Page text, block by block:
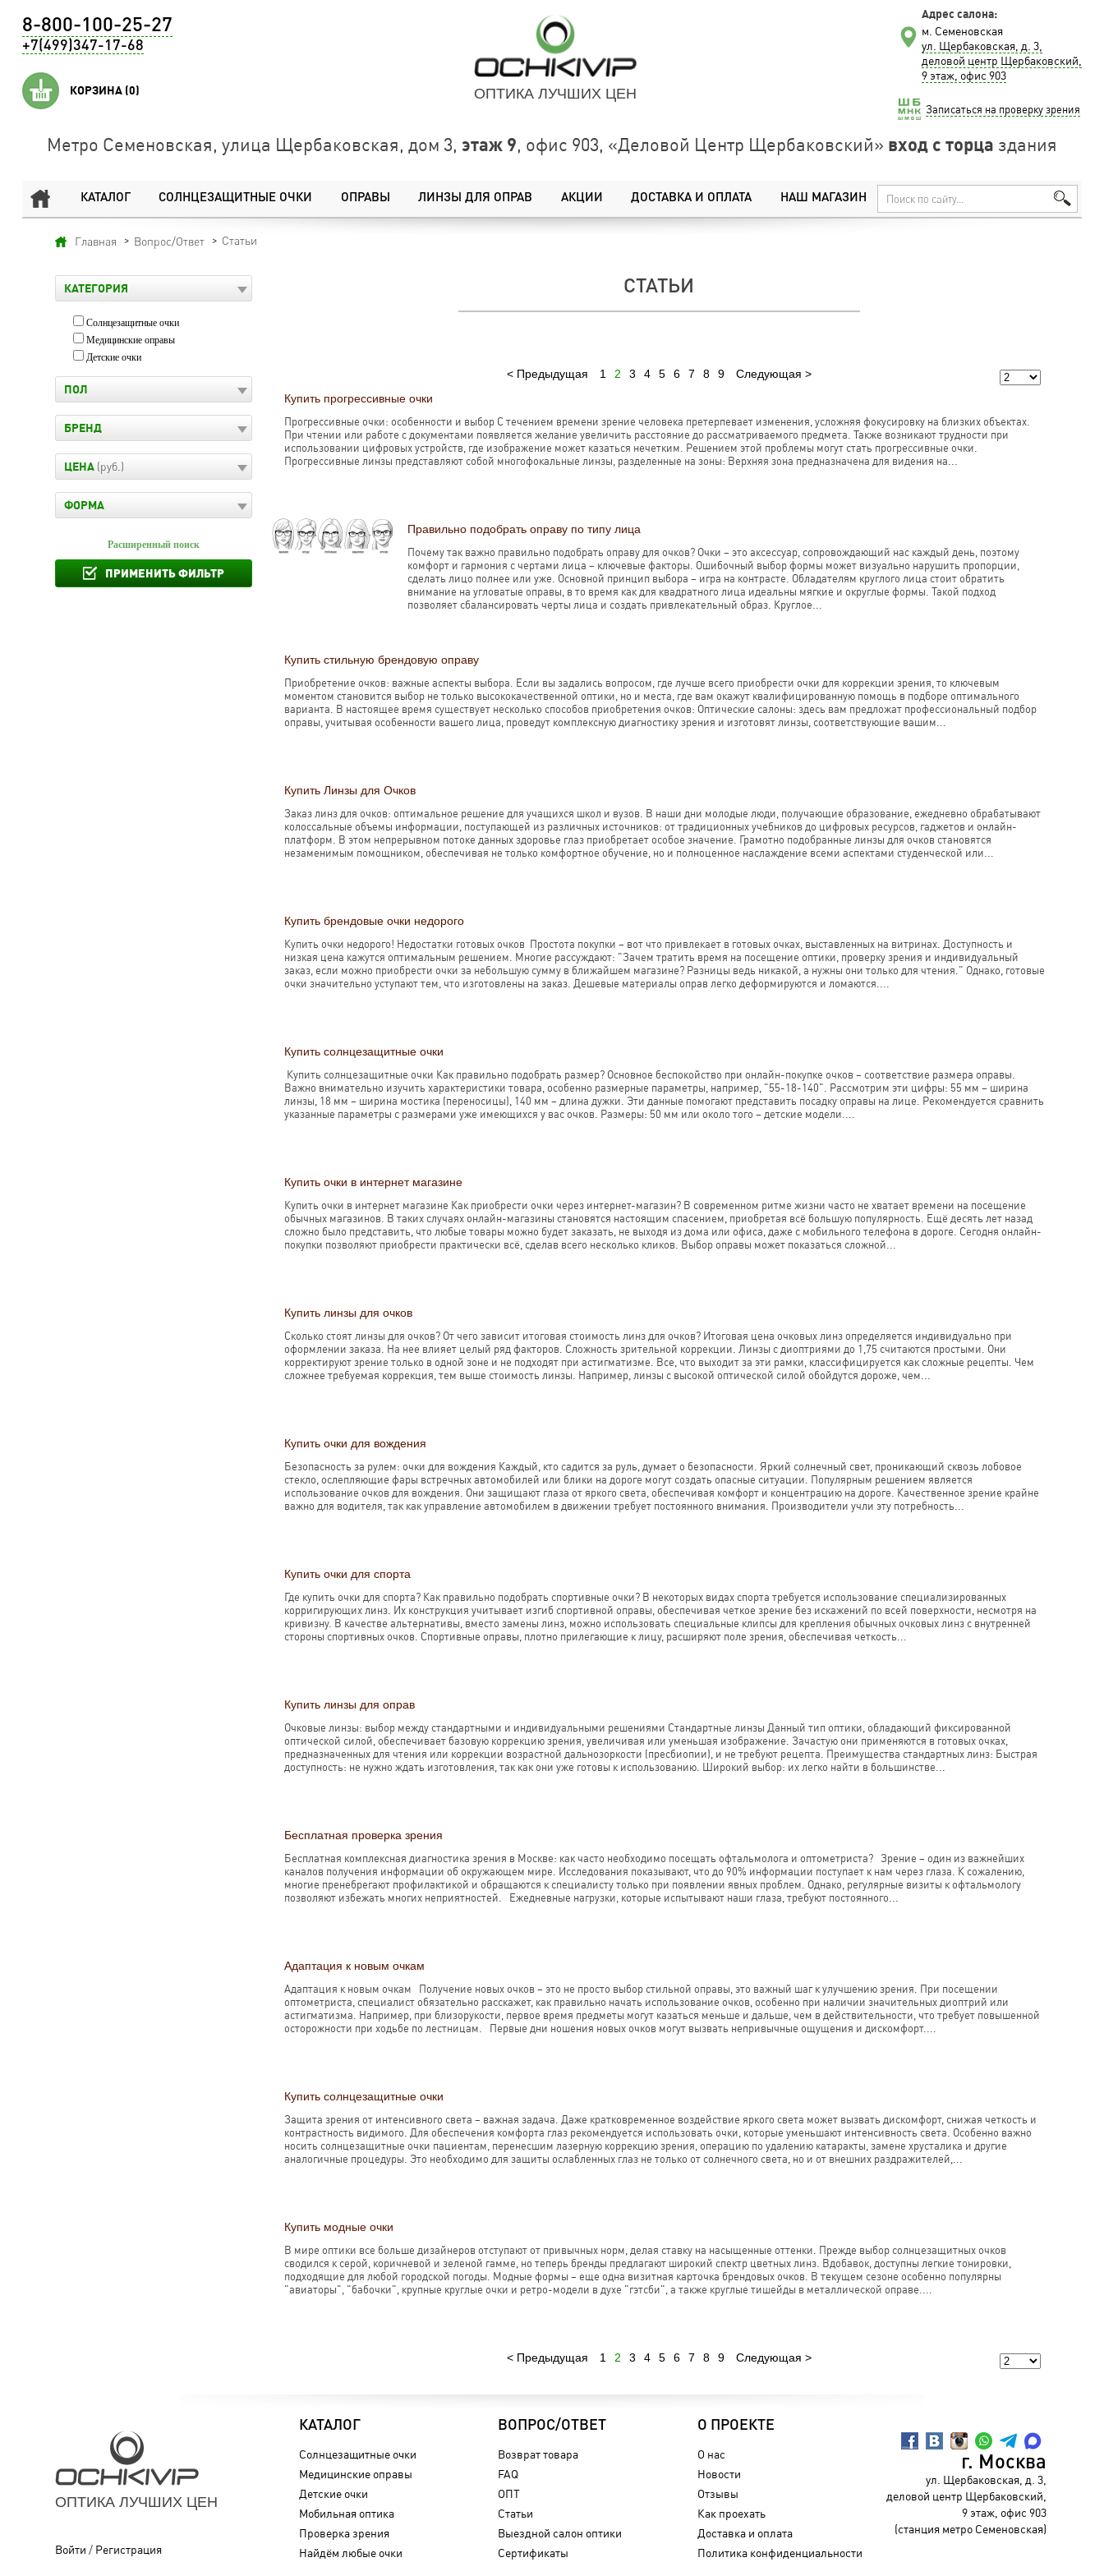
8-800-100-25-27
+7(499)347-17-68
КОРЗИНА (0) ОПТИКА ЛУЧШИХ ЦЕН
Адрес салона:
м. Семеновская
ул. Щербаковская, д. 3,
деловой центр Щербаковский,
9 этаж, офис 903
Записаться на проверку зрения
Метро Семеновская, улица Щербаковская, дом 3, этаж 9, офис 903, «Деловой Центр Щербаковский» вход с торца здания
КАТАЛОГ СОЛНЦЕЗАЩИТНЫЕ ОЧКИ ОПРАВЫ ЛИНЗЫ ДЛЯ ОПРАВ АКЦИИ ДОСТАВКА И ОПЛАТА НАШ МАГАЗИН
Главная Вопрос/Ответ Статьи
КАТЕГОРИЯ
Солнцезащитные очки
Медицинские оправы
Детские очки
ПОЛ
БРЕНД
ЦЕНА (руб.)
ФОРМА
Расширенный поиск
ПРИМЕНИТЬ ФИЛЬТР
СТАТЬИ
Предыдущая 1 2 3 4 5 6 7 8 9
Следующая
Купить прогрессивные очки
Прогрессивные очки: особенности и выбор С течением времени зрение человека претерпевает изменения, усложняя фокусировку на близких объектах.
При чтении или работе с документами появляется желание увеличить расстояние до рассматриваемого предмета. Также возникают трудности при
использовании цифровых устройств, где изображение может казаться нечетким. Решением этой проблемы могут стать прогрессивные очки.
Прогрессивные линзы представляют собой многофокальные линзы, разделенные на зоны: Верхняя зона предназначена для видения на...
Правильно подобрать оправу по типу лица
Почему так важно правильно подобрать оправу для очков? Очки – это аксессуар, сопровождающий нас каждый день, поэтому
комфорт и гармония с чертами лица – ключевые факторы. Ошибочный выбор формы может визуально нарушить пропорции,
сделать лицо полнее или уже. Основной принцип выбора – игра на контрасте. Обладателям круглого лица стоит обратить
внимание на угловатые оправы, в то время как для квадратного лица идеальны мягкие и округлые формы. Такой подход
позволяет сбалансировать черты лица и создать привлекательный образ. Круглое...
Купить стильную брендовую оправу
Приобретение очков: важные аспекты выбора. Если вы задались вопросом, где лучше всего приобрести очки для коррекции зрения, то ключевым
моментом становится выбор не только высококачественной оптики, но и места, где вам окажут квалифицированную помощь в подборе оптимального
варианта. В настоящее время существует несколько способов приобретения очков: Оптические салоны: здесь вам предложат профессиональный подбор
оправы, учитывая особенности вашего лица, проведут комплексную диагностику зрения и изготовят линзы, соответствующие вашим...
Купить Линзы для Очков
Заказ линз для очков: оптимальное решение для учащихся школ и вузов. В наши дни молодые люди, получающие образование, ежедневно обрабатывают
колоссальные объемы информации, поступающей из различных источников: от традиционных учебников до цифровых ресурсов, гаджетов и онлайн-
платформ. В этом непрерывном потоке данных здоровье глаз приобретает особое значение. Грамотно подобранные линзы для очков становятся
незаменимым помощником, обеспечивая не только комфортное обучение, но и полноценное наслаждение всеми аспектами студенческой или...
Купить брендовые очки недорого
Купить очки недорого! Недостатки готовых очков Простота покупки – вот что привлекает в готовых очках, выставленных на витринах. Доступность и
низкая цена кажутся оптимальным решением. Многие рассуждают: "Зачем тратить время на посещение оптики, проверку зрения и индивидуальный
заказ, если можно приобрести очки за небольшую сумму в ближайшем магазине? Разницы ведь никакой, а нужны они только для чтения." Однако, готовые
очки значительно уступают тем, что изготовлены на заказ. Дешевые материалы оправ легко деформируются и ломаются....
Купить солнцезащитные очки
Купить солнцезащитные очки Как правильно подобрать размер? Основное беспокойство при онлайн-покупке очков – соответствие размера оправы.
Важно внимательно изучить характеристики товара, особенно размерные параметры, например, "55-18-140". Рассмотрим эти цифры: 55 мм – ширина
линзы, 18 мм – ширина мостика (переносицы), 140 мм – длина дужки. Эти данные помогают представить посадку оправы на лице. Рекомендуется сравнить
указанные параметры с размерами уже имеющихся у вас очков. Размеры: 50 мм или около того – детские модели....
Купить очки в интернет магазине
Купить очки в интернет магазине Как приобрести очки через интернет-магазин? В современном ритме жизни часто не хватает времени на посещение
обычных магазинов. В таких случаях онлайн-магазины становятся настоящим спасением, приобретая всё большую популярность. Ещё десять лет назад
сложно было представить, что любые товары можно будет заказать, не выходя из дома или офиса, даже с мобильного телефона в дороге. Сегодня онлайн-
покупки позволяют приобрести практически всё, сделав всего несколько кликов. Выбор оправы может показаться сложной...
Купить линзы для очков
Сколько стоят линзы для очков? От чего зависит итоговая стоимость линз для очков? Итоговая цена очковых линз определяется индивидуально при
оформлении заказа. На нее влияет целый ряд факторов. Сложность зрительной коррекции. Линзы с диоптриями до 1,75 считаются простыми. Они
корректируют зрение только в одной зоне и не подходят при астигматизме. Все, что выходит за эти рамки, классифицируется как сложные рецепты. Чем
сложнее требуемая коррекция, тем выше стоимость линзы. Например, линзы с высокой оптической силой обойдутся дороже, чем...
Купить очки для вождения
Безопасность за рулем: очки для вождения Каждый, кто садится за руль, думает о безопасности. Яркий солнечный свет, проникающий сквозь лобовое
стекло, ослепляющие фары встречных автомобилей или блики на дороге могут создать опасные ситуации. Популярным решением является
использование очков для вождения. Они защищают глаза от яркого света, обеспечивая комфорт и концентрацию на дороге. Качественное зрение крайне
важно для водителя, так как управление автомобилем в движении требует постоянного внимания. Производители учли эту потребность...
Купить очки для спорта
Где купить очки для спорта? Как правильно подобрать спортивные очки? В некоторых видах спорта требуется использование специализированных
корригирующих линз. Их конструкция учитывает изгиб спортивной оправы, обеспечивая четкое зрение без искажений по всей поверхности, несмотря на
кривизну. В качестве альтернативы, вместо замены линз, можно использовать специальные клипсы для крепления обычных очковых линз с внутренней
стороны спортивных очков. Спортивные оправы, плотно прилегающие к лицу, расширяют поле зрения, обеспечивая четкость...
Купить линзы для оправ
Очковые линзы: выбор между стандартными и индивидуальными решениями Стандартные линзы Данный тип оптики, обладающий фиксированной
оптической силой, обеспечивает базовую коррекцию зрения, увеличивая или уменьшая изображение. Зачастую они применяются в готовых очках,
предназначенных для чтения или коррекции возрастной дальнозоркости (пресбиопии), и не требуют рецепта. Преимущества стандартных линз: Быстрая
доступность: не нужно ждать изготовления, так как они уже готовы к использованию. Широкий выбор: их легко найти в большинстве...
Бесплатная проверка зрения
Бесплатная комплексная диагностика зрения в Москве: как часто необходимо посещать офтальмолога и оптометриста? Зрение – один из важнейших
каналов получения информации об окружающем мире. Исследования показывают, что до 90% информации поступает к нам через глаза. К сожалению,
многие пренебрегают профилактикой и обращаются к специалисту только при появлении явных проблем. Однако, регулярные визиты к офтальмологу
позволяют избежать многих неприятностей. Ежедневные нагрузки, которые испытывают наши глаза, требуют постоянного...
Адаптация к новым очкам
Адаптация к новым очкам Получение новых очков – это не просто выбор стильной оправы, это важный шаг к улучшению зрения. При посещении
оптометриста, специалист обязательно расскажет, как правильно начать использование очков, особенно при наличии значительных диоптрий или
астигматизма. Например, при близорукости, первое время предметы могут казаться меньше и дальше, чем в действительности, что требует повышенной
осторожности при ходьбе по лестницам. Первые дни ношения новых очков могут вызвать непривычные ощущения и дискомфорт....
Купить солнцезащитные очки
Защита зрения от интенсивного света – важная задача. Даже кратковременное воздействие яркого света может вызвать дискомфорт, снижая четкость и
контрастность видимого. Для обеспечения комфорта глаз рекомендуется использовать очки, которые уменьшают интенсивность света. Особенно важно
носить солнцезащитные очки пациентам, перенесшим лазерную коррекцию зрения, операцию по удалению катаракты, замене хрусталика и другие
аналогичные процедуры. Это необходимо для защиты ослабленных глаз не только от солнечного света, но и от внешних раздражителей,...
Купить модные очки
В мире оптики все больше дизайнеров отступают от привычных норм, делая ставку на насыщенные оттенки. Прежде выбор солнцезащитных очков
сводился к серой, коричневой и зеленой гамме, но теперь бренды предлагают широкий спектр цветных линз. Вдобавок, доступны легкие тонировки,
подходящие для любой городской погоды. Модные формы – еще одна визитная карточка брендовых очков. В текущем сезоне особенно популярны
"авиаторы", "бабочки", крупные круглые очки и ретро-модели в духе "гэтсби", а также круглые тишейды в металлической оправе....
Предыдущая 1 2 3 4 5 6 7 8 9 Следующая
ОПТИКА ЛУЧШИХ ЦЕН
Войти / Регистрация
КАТАЛОГ
Солнцезащитные очки
Медицинские оправы
Детские очки
Мобильная оптика
Проверка зрения
Найдём любые очки
ВОПРОС/ОТВЕТ
Возврат товара
FAQ
ОПТ
Статьи
Выездной салон оптики
Сертификаты
О ПРОЕКТЕ
О нас
Новости
Отзывы
Как проехать
Доставка и оплата
Политика конфиденциальности
г. Москва
ул. Щербаковская, д. 3,
деловой центр Щербаковский,
9 этаж, офис 903
(станция метро Семеновская)